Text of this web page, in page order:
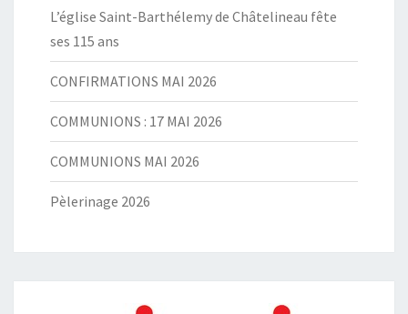
L’église Saint-Barthélemy de Châtelineau fête
ses 115 ans
CONFIRMATIONS MAI 2026
COMMUNIONS : 17 MAI 2026
COMMUNIONS MAI 2026
Pèlerinage 2026